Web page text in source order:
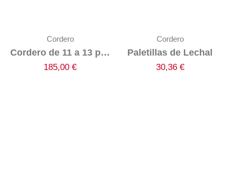
Cordero
Cordero de 11 a 13 por Medios o Enteros
185,00 €
Cordero
Paletillas de Lechal
30,36 €